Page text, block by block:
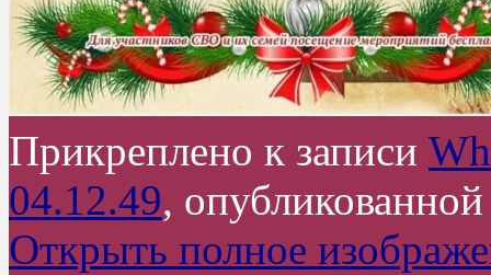
Прикреплено к записи
04.12.49,
Открыть полное